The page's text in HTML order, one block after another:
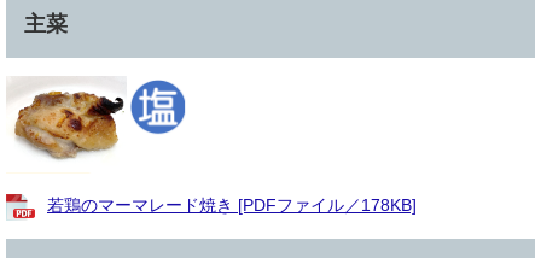
主菜
若鶏のマーマレード焼き [PDFファイル／178KB]